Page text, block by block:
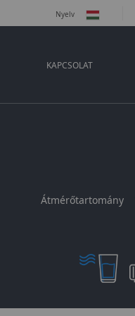
Nyelv
KAPCSOLAT
Átmérőtartomány